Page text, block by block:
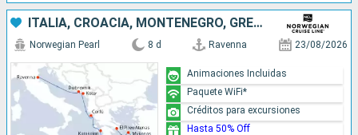
ITALIA, CROACIA, MONTENEGRO, GRECIA
Norwegian Pearl 8 d Ravenna 23/08/2026
Animaciones Incluidas
Paquete WiFi*
Créditos para excursiones
Hasta 50% Off